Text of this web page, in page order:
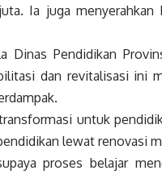
Ia juga
Dinas Pendidikan
dan revitalisasi ini
untuk
lewat renovasi
proses belajar